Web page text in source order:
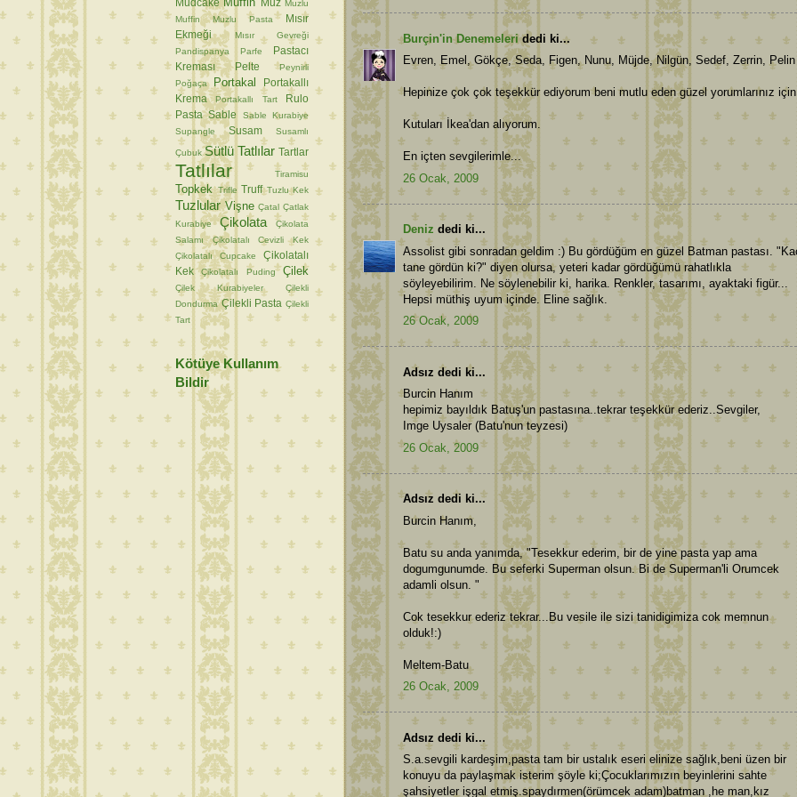
Burçin'in Denemeleridedi ki...
Evren, Emel, Gökçe, Seda, Figen, Nunu, Müjde, Nilgün, Sedef, Zerrin, Pelin
Hepinize çok çok teşekkür ediyorum beni mutlu eden güzel yorumlarınız
Kutuları İkea'dan alıyorum.
En içten sevgilerimle...
26 Ocak, 2009
Deniz dedi ki...
Assolist gibi sonradan geldim :) Bu gördüğüm en güzel Batman pastası.
tane gördün ki?" diyen olursa, yeteri kadar gördüğümü rahatlıkla
söyleyebilirim. Ne söylenebilir ki, harika. Renkler, tasarımı, ayaktaki figür...
Hepsi müthiş uyum içinde. Eline sağlık.
26 Ocak, 2009
Adsız dedi ki...
Burcin Hanım
hepimiz bayıldık Batuş'un pastasına..tekrar teşekkür ederiz..Sevgiler,
Imge Uysaler (Batu'nun teyzesi)
26 Ocak, 2009
Adsız dedi ki...
Burcin Hanım,
Batu su anda yanımda, "Tesekkur ederim, bir de yine pasta yap ama
dogumgunumde. Bu seferki Superman olsun. Bi de Superman'li Orumcek
adamli olsun. "
Cok tesekkur ederiz tekrar...Bu vesile ile sizi tanidigimiza cok memnun
olduk!:)
Meltem-Batu
26 Ocak, 2009
Adsız dedi ki...
S.a.sevgili kardeşim,pasta tam bir ustalık eseri elinize sağlık,beni üzen bir
konuyu da paylaşmak isterim şöyle ki;Çocuklarımızın beyinlerini sahte
şahsiyetler işgal etmiş.spaydırmen(örümcek adam)batman ,he man,kız
Mudcake Muz Muzlu
Muffin
Muzlu Pasta
Mısır
Ekmeği
Mısır Gevreği
Pandispanya
Parfe
Pastacı
Kreması
Pelte
Peynirli
Poğaça
Portakal
Portakallı
Krema
Portakallı Tart
Rulo
Pasta Sable
Sable Kurabiye
Supangle
Susam Susamlı
Çubuk Sütlü Tatlılar Tartlar
Tatlılar Tiramisu
Topkek Trifle Truff Tuzlu Kek
Tuzlular Vişne Çatal Çatlak
Kurabiye
Çikolata
Çikolata
Salamı
Çikolatalı Cevizli Kek
Çikolatalı Cupcake
Çikolatalı
Kek
Çikolatalı Puding Çilek
Çilek Kurabiyeler
Çilekli
Dondurma Çilekli Pasta Çilekli
Tart
Kötüye Kullanım
Bildir